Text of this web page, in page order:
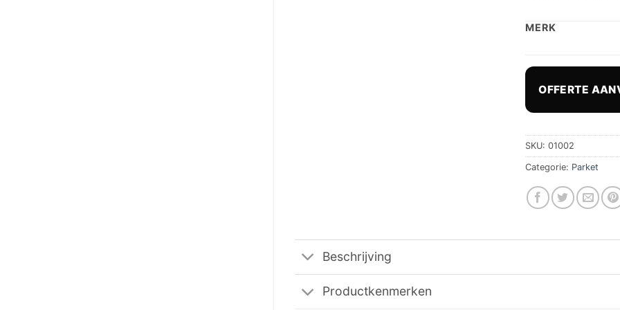
MERK
OFFERTE
SKU:01002
Categorie: Parket
Beschrijving
Productkenmerken